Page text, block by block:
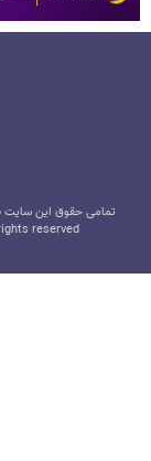
تمامی حقوق این سایت
reserved